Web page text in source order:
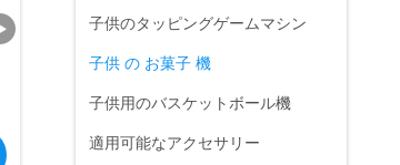
子供のタッピングゲームマシン
子供 の お菓子 機
子供用のバスケットボール機
適用可能なアクセサリー